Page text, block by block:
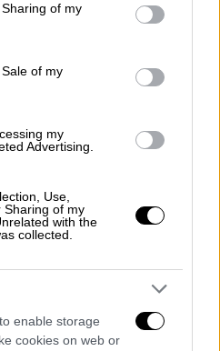
behaviour. You may click to
and its third-party tags to
purposes in below Google
of my
of my
my
Advertising.
Use,
Sharing of my
with the
collected.
enable storage
cookies on web or
επισκέφθηκε
Περιστατικών (ΤΕΠ)
λίγο μετά τις
να εξεταστεί από
υγείας που
ιατρού
έβαλε τις
και τους ασθενείς και
που έφερε πάνω της σε
να εξυπηρετηθεί,